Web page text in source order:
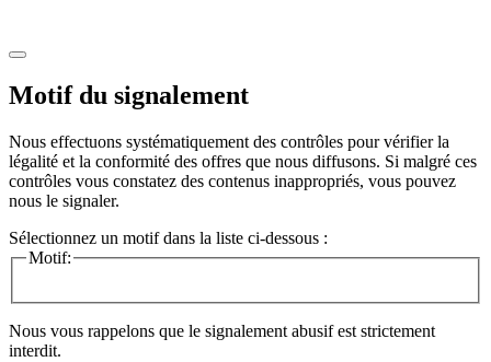
Motif du signalement
Nous effectuons systématiquement des contrôles pour vérifier la
légalité et la conformité des offres que nous diffusons. Si malgré ces
contrôles vous constatez des contenus inappropriés, vous pouvez
nous le signaler.
Sélectionnez un motif dans la liste ci-dessous :
Motif:
Nous vous rappelons que le signalement abusif est strictement
interdit.